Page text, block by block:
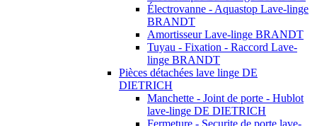
Électrovanne - Aquastop Lave-linge
BRANDT
Amortisseur Lave-linge BRANDT
Tuyau - Fixation - Raccord Lave-
linge BRANDT
Pièces détachées lave linge DE
DIETRICH
Manchette - Joint de porte - Hublot
lave-linge DE DIETRICH
Fermeture - Securite de porte lave-